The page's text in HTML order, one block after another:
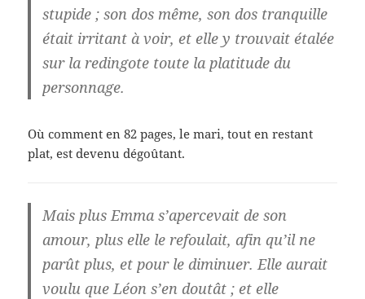
stupide ; son dos même, son dos tranquille
était irritant à voir, et elle y trouvait étalée
sur la redingote toute la platitude du
personnage.
Où comment en 82 pages, le mari, tout en restant
plat, est devenu dégoûtant.
Mais plus Emma s’apercevait de son
amour, plus elle le refoulait, afin qu’il ne
parût plus, et pour le diminuer. Elle aurait
voulu que Léon s’en doutât ; et elle